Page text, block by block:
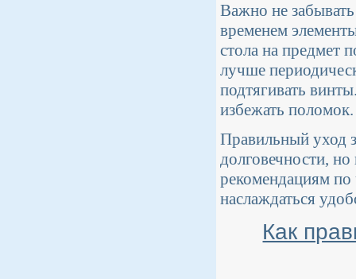
Важно не
временем
стола на предмет
лучше
подтягивать
избежать поломок.
Правильный уход
долговечности,
рекомендациям
наслаждаться
Как